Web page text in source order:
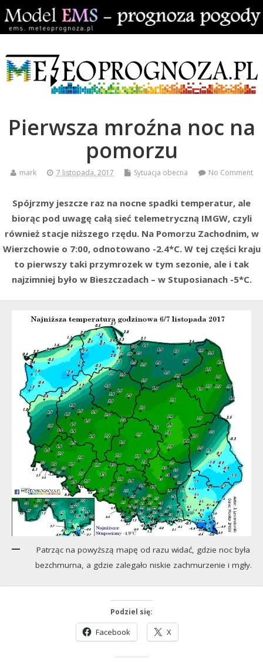
Pierwsza mroźna noc na
pomorzu
mark 7 listopada, 2017 Sytuacja obecna No Comment
Spójrzmy jeszcze raz na nocne spadki temperatur, ale
biorąc pod uwagę całą sieć telemetryczną IMGW, czyli
również stacje niższego rzędu. Na Pomorzu Zachodnim, w
Wierzchowie o 7:00, odnotowano -2.4*C. W tej części kraju
to pierwszy taki przymrozek w tym sezonie, ale i tak
najzimniej było w Bieszczadach – w Stuposianach -5*C.
Patrząc na powyższą mapę od razu widać, gdzie noc była
bezchmurna, a gdzie zalegało niskie zachmurzenie i mgły.
Podziel się:
Facebook X